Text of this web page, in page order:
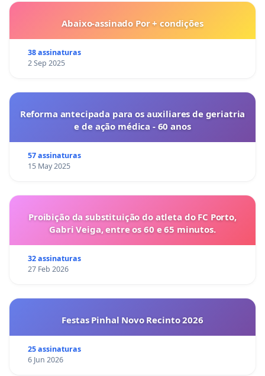
Abaixo-assinado Por + condições
38 assinaturas
2 Sep 2025
Reforma antecipada para os auxiliares de geriatria
e de ação médica - 60 anos
57 assinaturas
15 May 2025
Proibição da substituição do atleta do FC Porto,
Gabri Veiga, entre os 60 e 65 minutos.
32 assinaturas
27 Feb 2026
Festas Pinhal Novo Recinto 2026
25 assinaturas
6 Jun 2026